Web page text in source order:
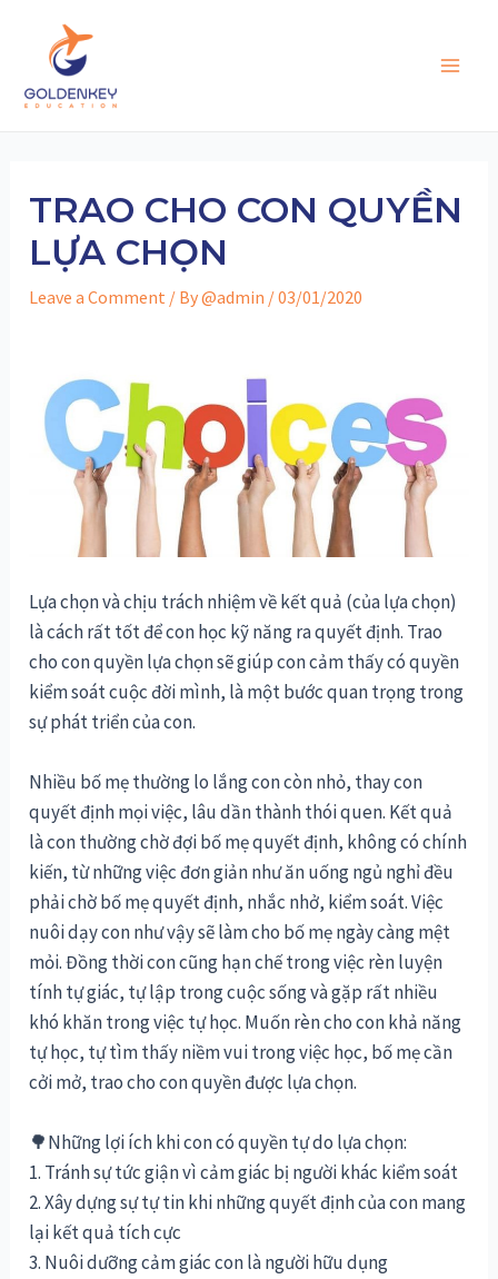
content
TRAO CHO CON QUYỀN
LỰA CHỌN
Leave a Comment / By@admin /03/01/2020
Lựa chọn và chịu trách nhiệm về kết quả (của lựa chọn)
là cách rất tốt để con học kỹ năng ra quyết định. Trao
cho con quyền lựa chọn sẽ giúp con cảm thấy có quyền
kiểm soát cuộc đời mình, là một bước quan trọng trong
sự phát triển của con.
Nhiều bố mẹ thường lo lắng con còn nhỏ, thay con
quyết định mọi việc, lâu dần thành thói quen. Kết quả
là con thường chờ đợi bố mẹ quyết định, không có chính
kiến, từ những việc đơn giản như ăn uống ngủ nghỉ đều
phải chờ bố mẹ quyết định, nhắc nhở, kiểm soát. Việc
nuôi dạy con như vậy sẽ làm cho bố mẹ ngày càng mệt
mỏi. Đồng thời con cũng hạn chế trong việc rèn luyện
tính tự giác, tự lập trong cuộc sống và gặp rất nhiều
khó khăn trong việc tự học. Muốn rèn cho con khả năng
tự học, tự tìm thấy niềm vui trong việc học, bố mẹ cần
cởi mở, trao cho con quyền được lựa chọn.
🌳Những lợi ích khi con có quyền tự do lựa chọn:
1. Tránh sự tức giận vì cảm giác bị người khác kiểm soát
2. Xây dựng sự tự tin khi những quyết định của con mang
lại kết quả tích cực
3. Nuôi dưỡng cảm giác con là người hữu dụng